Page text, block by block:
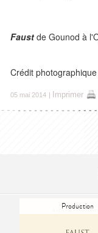
Faust de Gounod à
Crédit
05 mai 2014 | Imprimer
Production